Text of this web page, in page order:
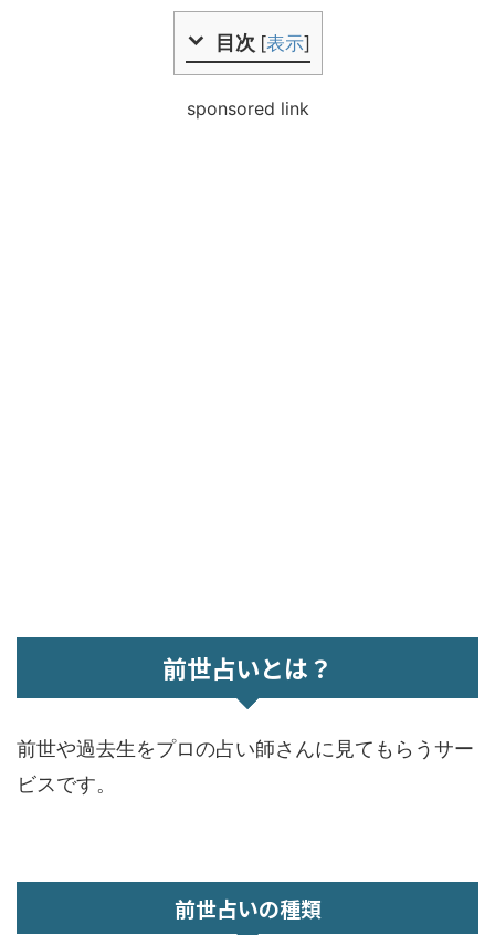
目次 [表示]
sponsored link
前世占いとは？
前世や過去生をプロの占い師さんに見てもらうサー
ビスです。
前世占いの種類